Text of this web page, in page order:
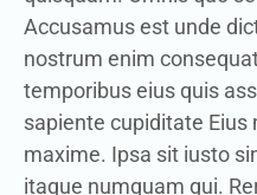
Accusamus est unde
nostrum enim
temporibus eius quis
sapiente cupiditate Eius
maxime. Ipsa sit iusto
itaque numquam qui.